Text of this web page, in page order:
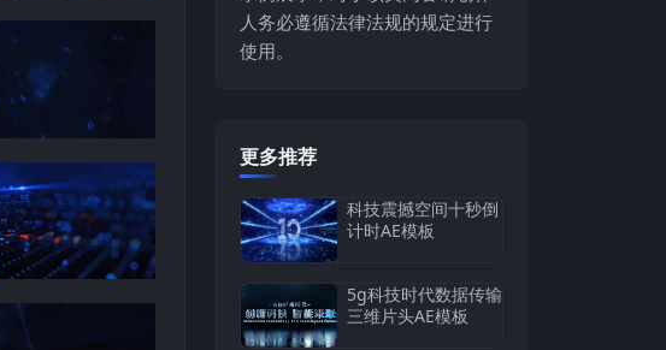
人务必遵循法律法规的规定进行
使用。
更多推荐
科技震撼空间十秒倒
计时AE模板
5g科技时代数据传输
三维片头AE模板